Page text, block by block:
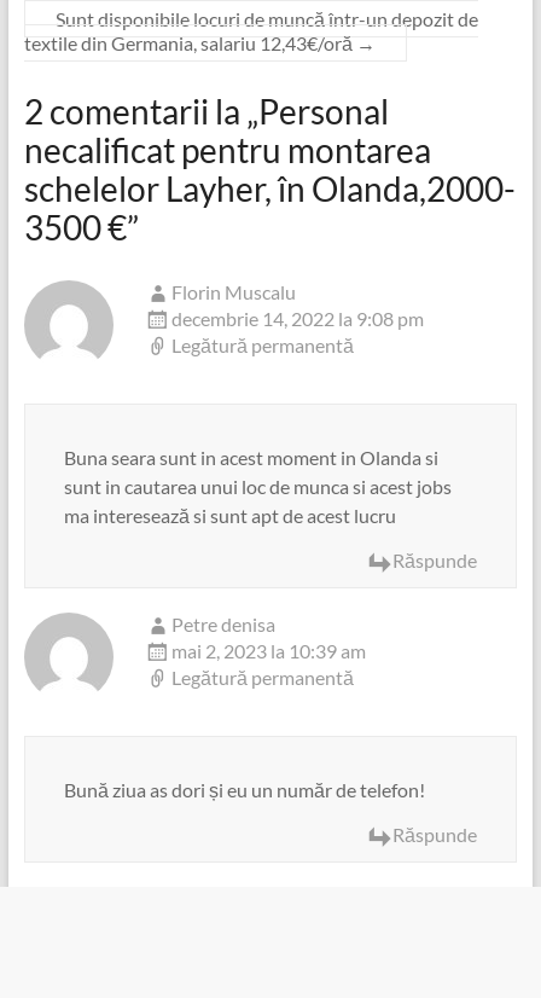
Sunt disponibile locuri de muncă într-un depozit de
textile din Germania, salariu 12,43€/oră →
2 comentarii la „Personal
necalificat pentru montarea
schelelor Layher, în Olanda,2000-
3500 €”
Florin Muscalu
decembrie 14, 2022 la 9:08 pm
Legătură permanentă
Buna seara sunt in acest moment in Olanda si
sunt in cautarea unui loc de munca si acest jobs
ma interesează si sunt apt de acest lucru
Răspunde
Petre denisa
mai 2, 2023 la 10:39 am
Legătură permanentă
Bună ziua as dori și eu un număr de telefon!
Răspunde